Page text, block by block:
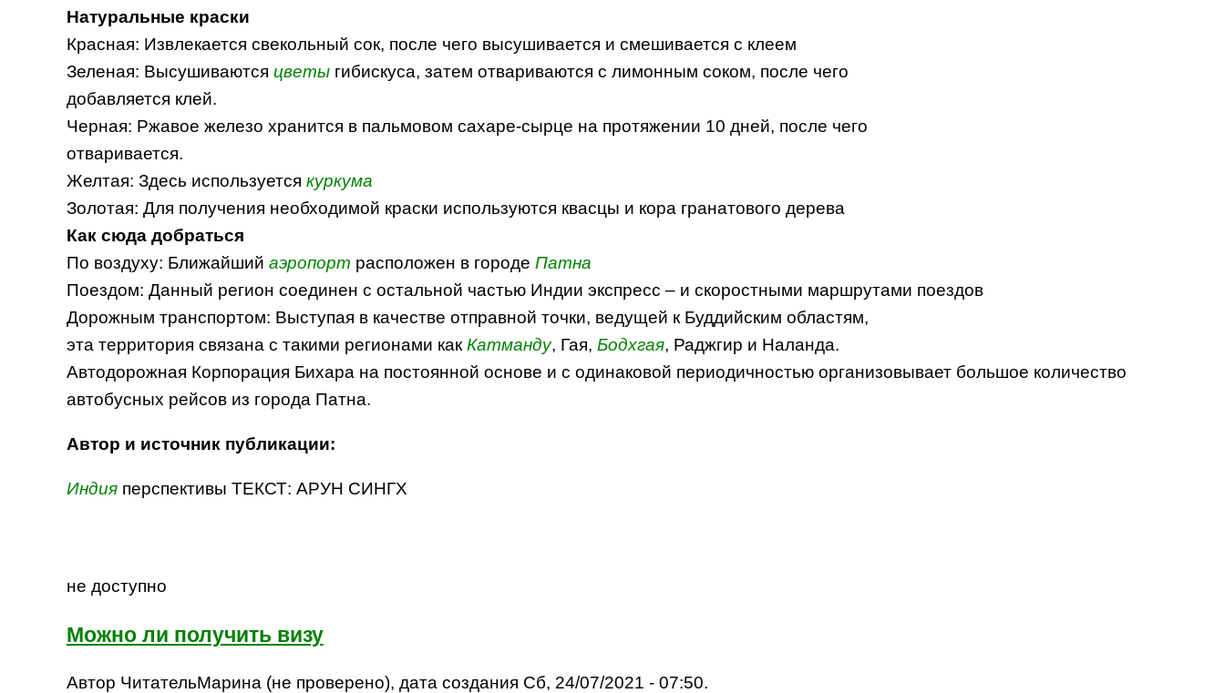
Натуральные краски
Красная: Извлекается свекольный сок, после чего высушивается и смешивается с клеем
Зеленая: Высушиваются цветыгибискуса, затем отвариваются с лимонным соком, после чего
добавляется клей.
Черная: Ржавое железо хранится в пальмовом сахаре-сырце на протяжении 10 дней, после чего
отваривается.
Желтая: Здесь используется куркума
Золотая: Для получения необходимой краски используются квасцы и кора гранатового дерева
Как сюда добраться
По воздуху: Ближайший аэропорт расположен в городе Патна
Поездом: Данный регион соединен с остальной частью Индии экспресс – и скоростными маршрутами поездов
Дорожным транспортом: Выступая в качестве отправной точки, ведущей к Буддийским областям,
эта территория связана с такими регионами как Катманду, Гая, Бодхгая, Раджгир и Наланда.
Автодорожная Корпорация Бихара на постоянной основе и с одинаковой периодичностью организовывает большое количество
автобусных рейсов из города Патна.
Автор и источник публикации:
Индияперспективы ТЕКСТ: АРУН СИНГХ
не доступно
Можно ли получить визу
Автор ЧитательМарина (не проверено), дата создания Сб, 24/07/2021 - 07:50.